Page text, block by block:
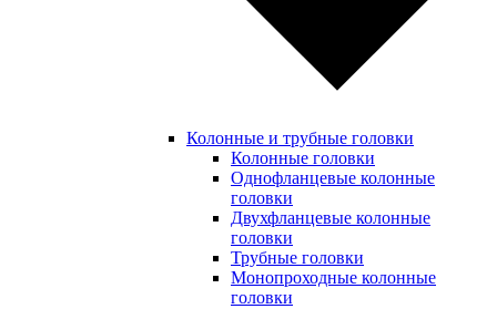
Колонные и трубные головки
Колонные головки
Однофланцевые колонные
головки
Двухфланцевые колонные
головки
Трубные головки
Монопроходные колонные
головки